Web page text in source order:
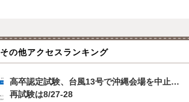
その他アクセスランキング
高卒認定試験、台風13号で沖縄会場を中止…
再試験は8/27-28